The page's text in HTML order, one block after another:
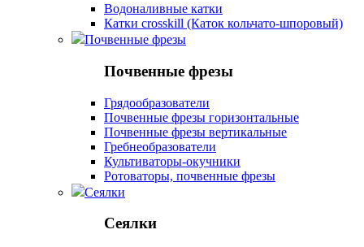
Водоналивные катки
Катки crosskill (Каток кольчато-шпоровый)
Почвенные фрезы
Почвенные фрезы
Грядообразователи
Почвенные фрезы горизонтальные
Почвенные фрезы вертикальные
Гребнеобразователи
Культиваторы-окучники
Ротоваторы, почвенные фрезы
Сеялки
Сеялки